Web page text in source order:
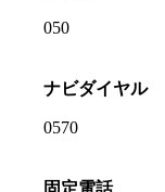
050
ナビダイヤル
0570